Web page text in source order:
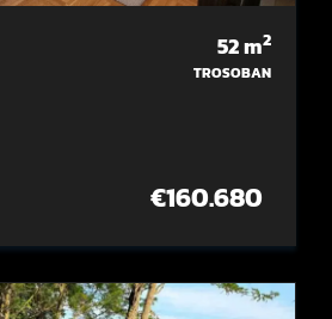
52m2
TROSOBAN
€160.680